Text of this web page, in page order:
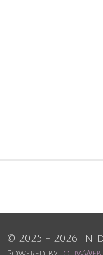
© 2025 - 2026 In